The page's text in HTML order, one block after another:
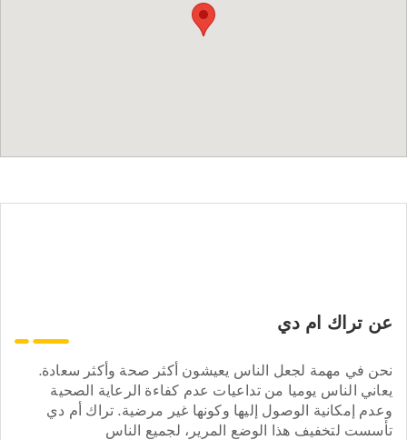
عن تراك ام دي
نحن في مهمة لجعل الناس يعيشون أكثر صحة وأكثر سعادة.
يعاني الناس يوميا من تداعيات عدم كفاءة الرعاية الصحية
وعدم إمكانية الوصول إليها وكونها غير مرضية. تراك أم دي
تأسست لتخفيف هذا الوضع المرير، لجميع الناس